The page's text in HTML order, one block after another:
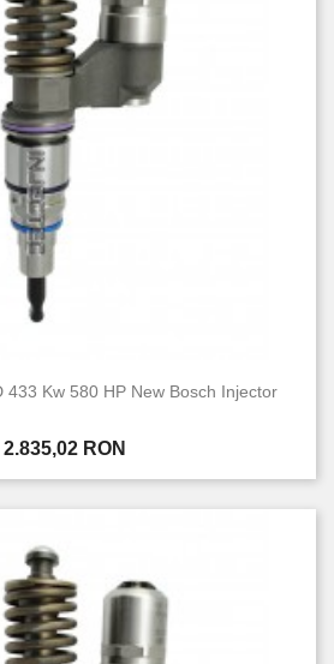
433 Kw 580 HP New Bosch Injector
Pret
2.835,02 RON